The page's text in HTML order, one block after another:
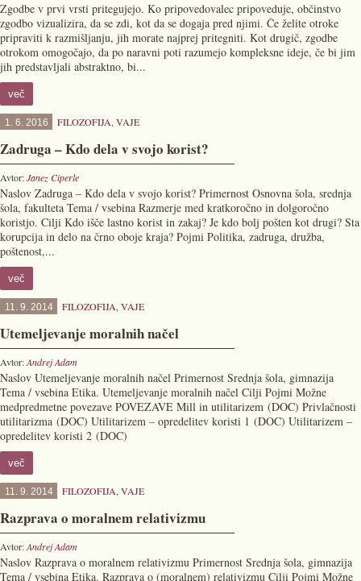
Zgodbe v prvi vrsti pritegujejo. Ko pripovedovalec pripoveduje, občinstvo
zgodbo vizualizira, da se zdi, kot da se dogaja pred njimi. Če želite otroke
pripraviti k razmišljanju, jih morate najprej pritegniti. Kot drugič, zgodbe
otrokom omogočajo, da po naravni poti razumejo kompleksne ideje, če bi jim
jih predstavljali abstraktno, bi...
več
1. 6. 2016 FILOZOFIJA, VAJE
Zadruga – Kdo dela v svojo korist?
Avtor:Janez Ciperle
Naslov Zadruga – Kdo dela v svojo korist? Primernost Osnovna šola, srednja
šola, fakulteta Tema / vsebina Razmerje med kratkoročno in dolgoročno
koristjo. Cilji Kdo išče lastno korist in zakaj? Je kdo bolj pošten kot drugi? Sta
korupcija in delo na črno oboje kraja? Pojmi Politika, zadruga, družba,
poštenost,...
več
11. 9. 2014 FILOZOFIJA, VAJE
Utemeljevanje moralnih načel
Avtor:Andrej Adam
Naslov Utemeljevanje moralnih načel Primernost Srednja šola, gimnazija
Tema / vsebina Etika. Utemeljevanje moralnih načel Cilji Pojmi Možne
medpredmetne povezave POVEZAVE Mill in utilitarizem (DOC) Privlačnosti
utilitarizma (DOC) Utilitarizem – opredelitev koristi 1 (DOC) Utilitarizem –
opredelitev koristi 2 (DOC)
več
11. 9. 2014 FILOZOFIJA, VAJE
Razprava o moralnem relativizmu
Avtor:Andrej Adam
Naslov Razprava o moralnem relativizmu Primernost Srednja šola, gimnazija
Tema / vsebina Etika. Razprava o (moralnem) relativizmu Cilji Pojmi Možne